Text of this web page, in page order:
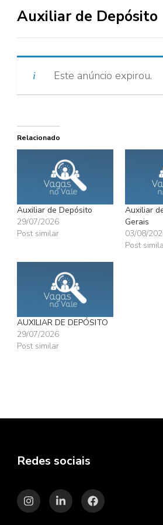
Auxiliar de Depósito
Este anúncio expirou.
Relacionado
Auxiliar de Depósito
29/07/2026
Post similar
Auxiliar
Gerais
03/08/
Post
AUXILIAR DE DEPÓSITO
29/07/2026
Post similar
Redes sociais